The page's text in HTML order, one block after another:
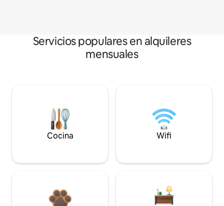
Servicios populares en alquileres
mensuales
Cocina Wifi